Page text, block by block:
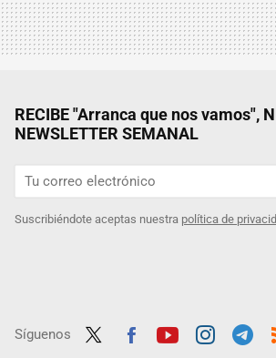
RECIBE "Arranca que nos vamos",
NEWSLETTER SEMANAL
Suscribiéndote aceptas nuestra política de
Síguenos